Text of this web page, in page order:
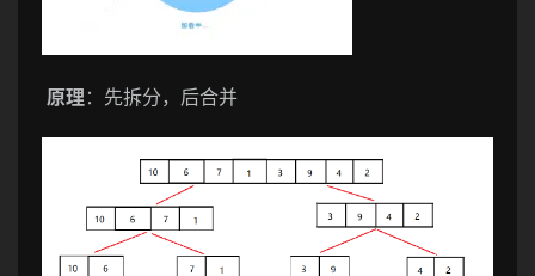
原理：先拆分，后合并